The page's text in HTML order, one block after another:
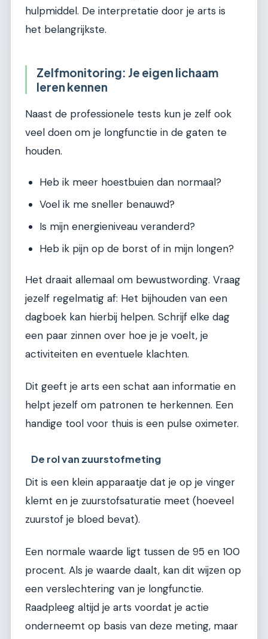
hulpmiddel. De interpretatie door je arts is
het belangrijkste.
Zelfmonitoring: Je eigen lichaam
leren kennen
Naast de professionele tests kun je zelf ook
veel doen om je longfunctie in de gaten te
houden.
Heb ik meer hoestbuien dan normaal?
Voel ik me sneller benauwd?
Is mijn energieniveau veranderd?
Heb ik pijn op de borst of in mijn longen?
Het draait allemaal om bewustwording. Vraag
jezelf regelmatig af: Het bijhouden van een
dagboek kan hierbij helpen. Schrijf elke dag
een paar zinnen over hoe je je voelt, je
activiteiten en eventuele klachten.
Dit geeft je arts een schat aan informatie en
helpt jezelf om patronen te herkennen. Een
handige tool voor thuis is een pulse oximeter.
De rol van zuurstofmeting
Dit is een klein apparaatje dat je op je vinger
klemt en je zuurstofsaturatie meet (hoeveel
zuurstof je bloed bevat).
Een normale waarde ligt tussen de 95 en 100
procent. Als je waarde daalt, kan dit wijzen op
een verslechtering van je longfunctie.
Raadpleeg altijd je arts voordat je actie
onderneemt op basis van deze meting, maar